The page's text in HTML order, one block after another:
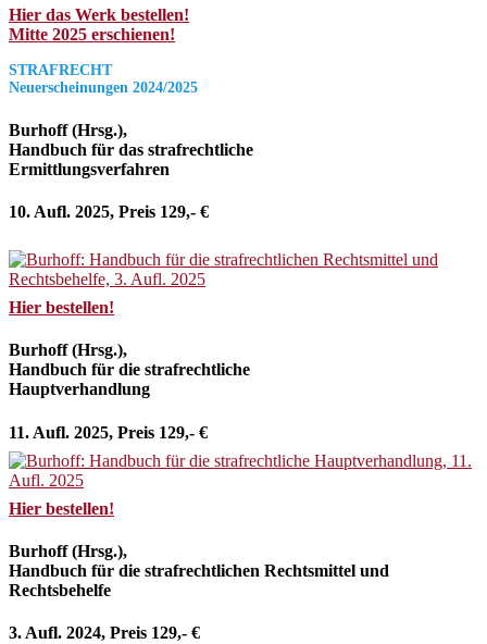
Hier das Werk bestellen!
Mitte 2025 erschienen!
STRAFRECHT
Neuerscheinungen 2024/2025
Burhoff (Hrsg.),
Handbuch für das strafrechtliche
Ermittlungsverfahren
10. Aufl. 2025, Preis 129,- €
Hier bestellen!
Burhoff (Hrsg.),
Handbuch für die strafrechtliche
Hauptverhandlung
11. Aufl. 2025, Preis 129,- €
Hier bestellen!
Burhoff (Hrsg.),
Handbuch für die strafrechtlichen Rechtsmittel und
Rechtsbehelfe
3. Aufl. 2024, Preis 129,- €